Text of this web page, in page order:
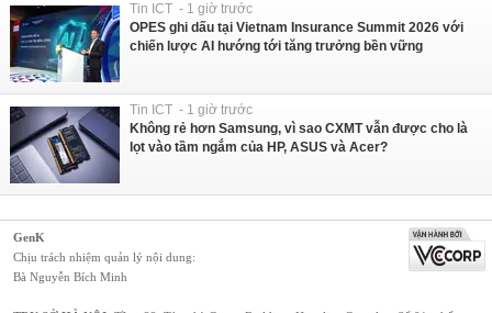
Tin ICT - 1 giờ trước
OPES ghi dấu tại Vietnam Insurance Summit 2026 với
chiến lược AI hướng tới tăng trưởng bền vững
Tin ICT - 1 giờ trước
Không rẻ hơn Samsung, vì sao CXMT vẫn được cho là
lọt vào tầm ngắm của HP, ASUS và Acer?
GenK
Chịu trách nhiệm quản lý nội dung:
Bà Nguyễn Bích Minh